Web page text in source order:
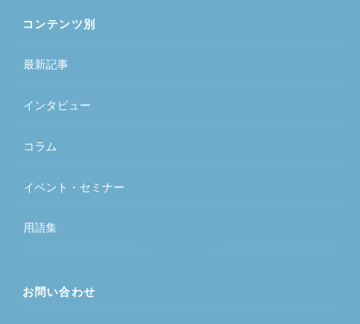
コンテンツ別
最新記事
インタビュー
コラム
イベント・セミナー
用語集
お問い合わせ